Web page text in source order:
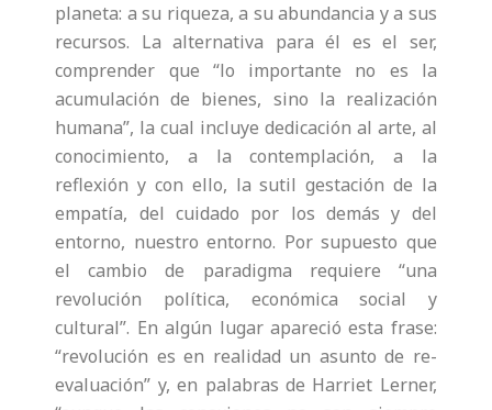
planeta: a su riqueza, a su abundancia y a sus
recursos. La alternativa para él es el ser,
comprender que “lo importante no es la
acumulación de bienes, sino la realización
humana”, la cual incluye dedicación al arte, al
conocimiento, a la contemplación, a la
reflexión y con ello, la sutil gestación de la
empatía, del cuidado por los demás y del
entorno, nuestro entorno. Por supuesto que
el cambio de paradigma requiere “una
revolución política, económica social y
cultural”. En algún lugar apareció esta frase:
“revolución es en realidad un asunto de re-
evaluación” y, en palabras de Harriet Lerner,